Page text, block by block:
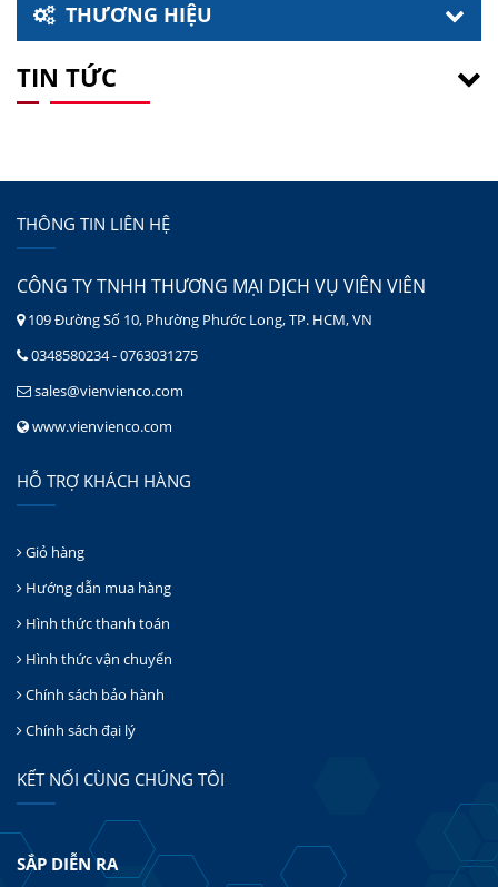
THƯƠNG HIỆU
TIN TỨC
THÔNG TIN LIÊN HỆ
CÔNG TY TNHH THƯƠNG MẠI DỊCH VỤ VIÊN VIÊN
109 Đường Số 10, Phường Phước Long, TP. HCM, VN
0348580234 - 0763031275
sales@vienvienco.com
www.vienvienco.com
HỖ TRỢ KHÁCH HÀNG
Giỏ hàng
Hướng dẫn mua hàng
Hình thức thanh toán
Hình thức vận chuyển
Chính sách bảo hành
Chính sách đại lý
KẾT NỐI CÙNG CHÚNG TÔI
SẮP DIỄN RA